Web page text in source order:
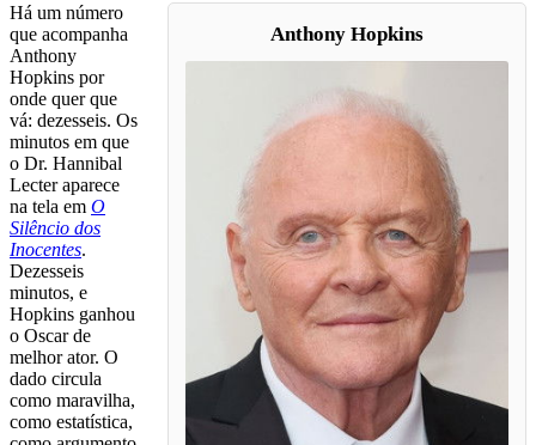
Anthony Hopkins
Há um número
que acompanha
Anthony
Hopkins por
onde quer que
vá: dezesseis. Os
minutos em que
o Dr. Hannibal
Lecter aparece
na tela em O
Silêncio dos
Inocentes.
Dezesseis
minutos, e
Hopkins ganhou
o Oscar de
melhor ator. O
dado circula
como maravilha,
como estatística,